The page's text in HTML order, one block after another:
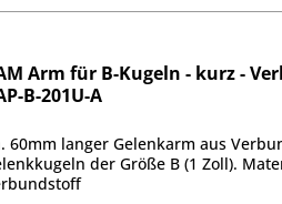
Arm für B-Kugeln - kurz -
B-201U-A
60mm langer Gelenkarm aus
der Größe B (1 Zoll).